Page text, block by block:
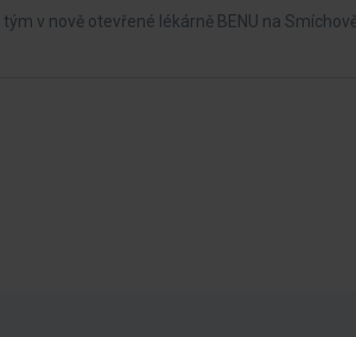
v nově otevřené lékárně BENU na